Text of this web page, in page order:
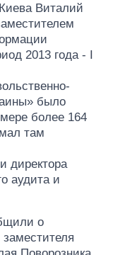
Виталий
2013 года - I
было
более 164
там
директора
аудита и
о